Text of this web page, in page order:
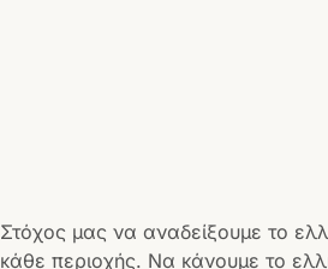
Στόχος μας να αναδείξουμε το
κάθε περιοχής. Να κάνουμε το